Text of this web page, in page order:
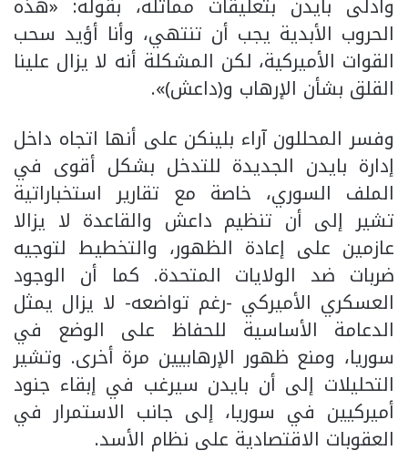
الحروب الأبدية يجب أن تنتهي، وأنا أؤيد سحب
القوات الأميركية، لكن المشكلة أنه لا يزال علينا
القلق بشأن الإرهاب و(داعش)».
وفسر المحللون آراء بلينكن على أنها اتجاه داخل
إدارة بايدن الجديدة للتدخل بشكل أقوى في
الملف السوري، خاصة مع تقارير استخباراتية
تشير إلى أن تنظيم داعش والقاعدة لا يزالا
عازمين على إعادة الظهور، والتخطيط لتوجيه
ضربات ضد الولايات المتحدة. كما أن الوجود
العسكري الأميركي -رغم تواضعه- لا يزال يمثل
الدعامة الأساسية للحفاظ على الوضع في
سوريا، ومنع ظهور الإرهابيين مرة أخرى. وتشير
التحليلات إلى أن بايدن سيرغب في إبقاء جنود
أميركيين في سوريا، إلى جانب الاستمرار في
العقوبات الاقتصادية على نظام الأسد.